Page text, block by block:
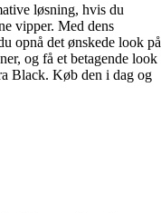
løsning, hvis du
vipper. Med dens
opnå det ønskede look på
og få et betagende look
Black. Køb den i dag og